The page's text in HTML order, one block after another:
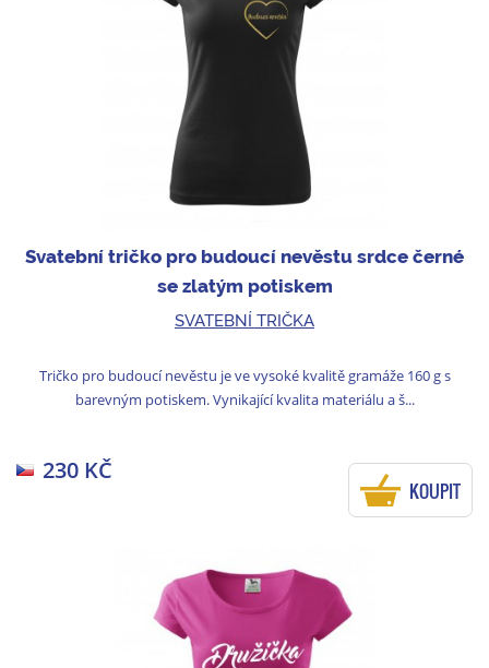
Svatební tričko pro budoucí nevěstu srdce černé
se zlatým potiskem
SVATEBNÍ TRIČKA
Tričko pro budoucí nevěstu je ve vysoké kvalitě gramáže 160 g s
barevným potiskem. Vynikající kvalita materiálu a š...
230 KČ
KOUPIT